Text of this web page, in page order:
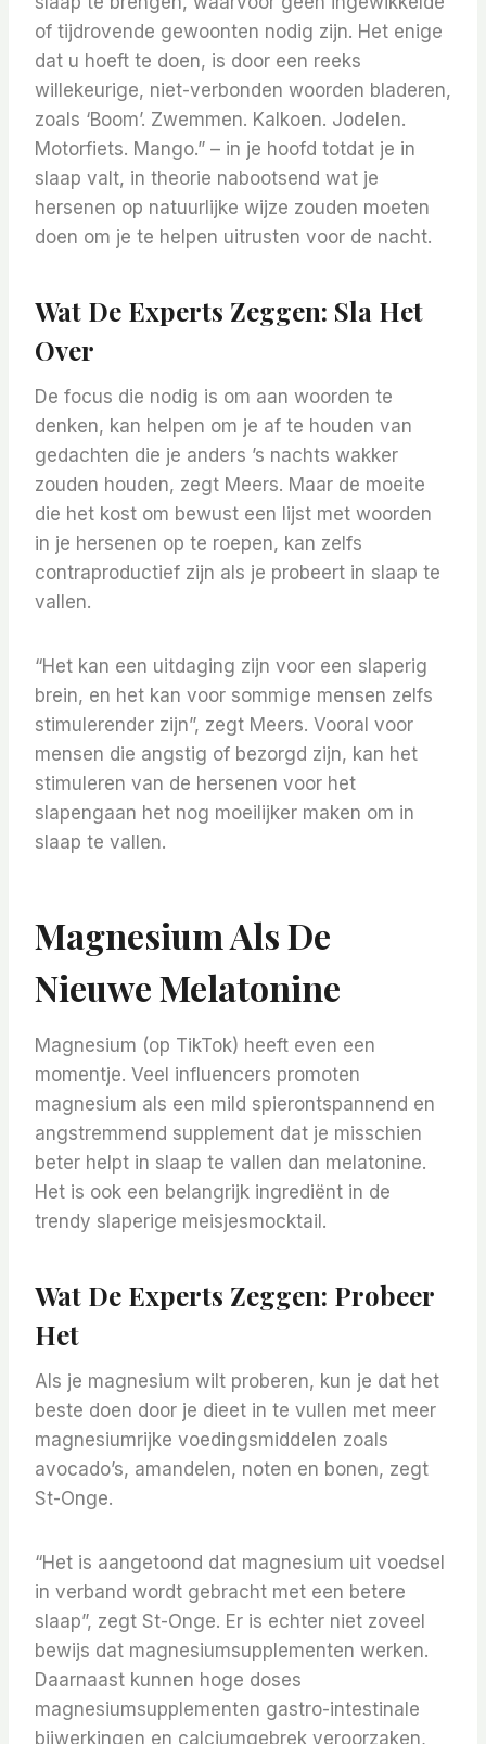
of tijdrovende gewoonten nodig zijn. Het enige
dat u hoeft te doen, is door een reeks
willekeurige, niet-verbonden woorden bladeren,
zoals ‘Boom’. Zwemmen. Kalkoen. Jodelen.
Motorfiets. Mango.” – in je hoofd totdat je in
slaap valt, in theorie nabootsend wat je
hersenen op natuurlijke wijze zouden moeten
doen om je te helpen uitrusten voor de nacht.
Wat De Experts Zeggen: Sla Het
Over
De focus die nodig is om aan woorden te
denken, kan helpen om je af te houden van
gedachten die je anders ’s nachts wakker
zouden houden, zegt Meers. Maar de moeite
die het kost om bewust een lijst met woorden
in je hersenen op te roepen, kan zelfs
contraproductief zijn als je probeert in slaap te
vallen.
“Het kan een uitdaging zijn voor een slaperig
brein, en het kan voor sommige mensen zelfs
stimulerender zijn”, zegt Meers. Vooral voor
mensen die angstig of bezorgd zijn, kan het
stimuleren van de hersenen voor het
slapengaan het nog moeilijker maken om in
slaap te vallen.
Magnesium Als De
Nieuwe Melatonine
Magnesium (op TikTok) heeft even een
momentje. Veel influencers promoten
magnesium als een mild spierontspannend en
angstremmend supplement dat je misschien
beter helpt in slaap te vallen dan melatonine.
Het is ook een belangrijk ingrediënt in de
trendy slaperige meisjesmocktail.
Wat De Experts Zeggen: Probeer
Het
Als je magnesium wilt proberen, kun je dat het
beste doen door je dieet in te vullen met meer
magnesiumrijke voedingsmiddelen zoals
avocado’s, amandelen, noten en bonen, zegt
St-Onge.
“Het is aangetoond dat magnesium uit voedsel
in verband wordt gebracht met een betere
slaap”, zegt St-Onge. Er is echter niet zoveel
bewijs dat magnesiumsupplementen werken.
Daarnaast kunnen hoge doses
magnesiumsupplementen gastro-intestinale
bijwerkingen en calciumgebrek veroorzaken,